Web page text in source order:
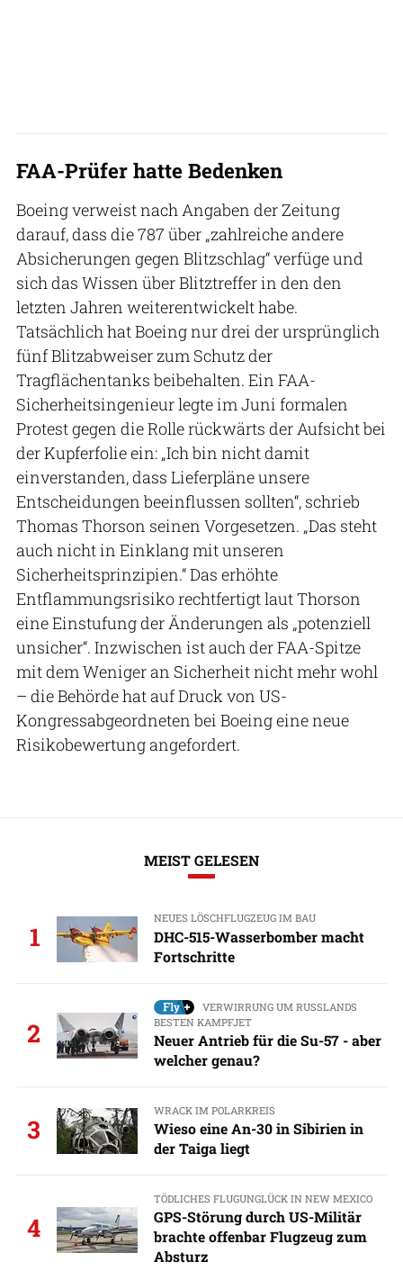
FAA-Prüfer hatte Bedenken
Boeing verweist nach Angaben der Zeitung
darauf, dass die 787 über „zahlreiche andere
Absicherungen gegen Blitzschlag“ verfüge und
sich das Wissen über Blitztreffer in den den
letzten Jahren weiterentwickelt habe.
Tatsächlich hat Boeing nur drei der ursprünglich
fünf Blitzabweiser zum Schutz der
Tragflächentanks beibehalten. Ein FAA-
Sicherheitsingenieur legte im Juni formalen
Protest gegen die Rolle rückwärts der Aufsicht bei
der Kupferfolie ein: „Ich bin nicht damit
einverstanden, dass Lieferpläne unsere
Entscheidungen beeinflussen sollten“, schrieb
Thomas Thorson seinen Vorgesetzen. „Das steht
auch nicht in Einklang mit unseren
Sicherheitsprinzipien.“ Das erhöhte
Entflammungsrisiko rechtfertigt laut Thorson
eine Einstufung der Änderungen als „potenziell
unsicher“. Inzwischen ist auch der FAA-Spitze
mit dem Weniger an Sicherheit nicht mehr wohl
– die Behörde hat auf Druck von US-
Kongressabgeordneten bei Boeing eine neue
Risikobewertung angefordert.
MEIST GELESEN
1
NEUES LÖSCHFLUGZEUG IM BAU
DHC-515-Wasserbomber macht
Fortschritte
2
VERWIRRUNG UM RUSSLANDS
BESTEN KAMPFJET
Neuer Antrieb für die Su-57 - aber
welcher genau?
3
WRACK IM POLARKREIS
Wieso eine An-30 in Sibirien in
der Taiga liegt
4
TÖDLICHES FLUGUNGLÜCK IN NEW MEXICO
GPS-Störung durch US-Militär
brachte offenbar Flugzeug zum
Absturz